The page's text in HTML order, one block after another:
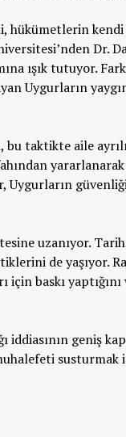
hükümetlerin
Dr.
ışık tutuyor.
Uygurların
taktikte aile
uzanıyor.
de yaşıyor.
baskı
geniş
susturmak